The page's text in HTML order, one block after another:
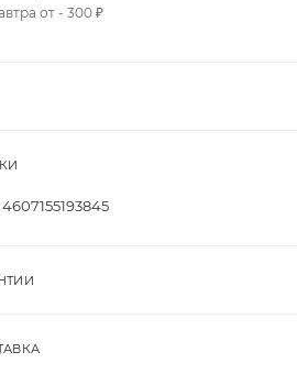
от - 300 ₽
4607155193845